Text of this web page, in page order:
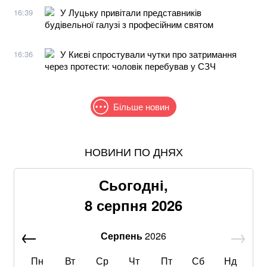
16:39
У Луцьку привітали представників
будівельної галузі з професійним святом
16:36
У Києві спростували чутки про затримання
через протести: чоловік перебував у СЗЧ
Більше новин
Що корисніше — кавун чи диня: експерти дали
Літній хіт: салат із кавуном, який готується за 10
Суд у справі загиблого внаслідок бійки
упередженість
НОВИНИ ПО ДНЯХ
Сьогодні,
8 серпня 2026
Серпень2026
Пн
Вт Ср Чт Пт Сб Нд